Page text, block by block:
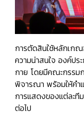
การตัดสินใช้หลักเก
ความน่าสนใจ องค์ปร
กาย โดยมีคณะกรร
พิจารณา พร้อมให้คำ
การแสดงของแต่ละที
ต่อไป